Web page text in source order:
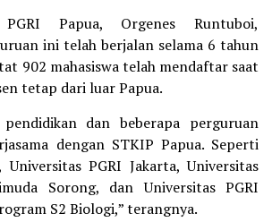
Papua, Orgenes Runtuboi,
ini telah berjalan selama 6 tahun
902 mahasiswa telah mendaftar saat
tetap dari luar Papua.
dan beberapa perguruan
dengan STKIP Papua. Seperti
Universitas PGRI Jakarta, Universitas
Sorong, dan Universitas PGRI
S2 Biologi,” terangnya.